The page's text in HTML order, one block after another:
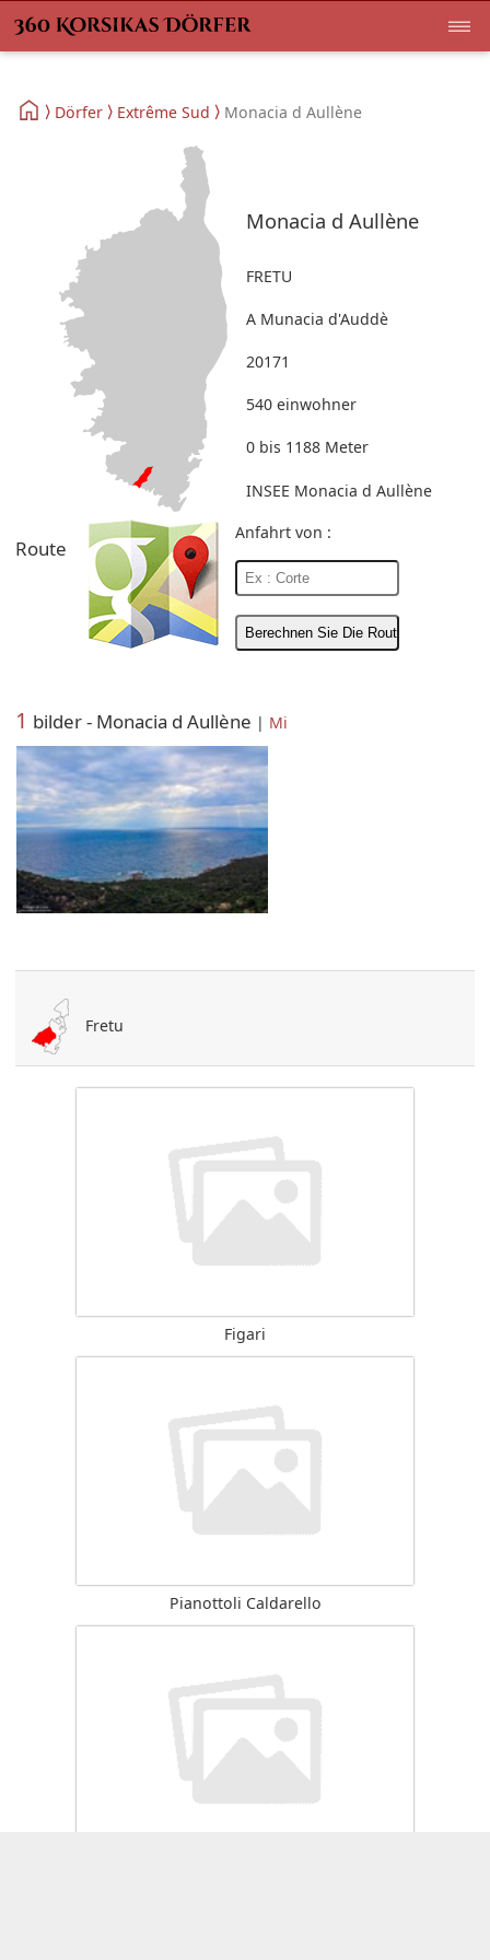
Dörfer Extrême Sud Monacia d Aullène
Monacia d Aullène
FRETU
A Munacia d'Auddè
20171
540 einwohner
0 bis 1188 Meter
INSEE Monacia d Aullène
Route
Anfahrt von :
1 bilder - Monacia d Aullène | Mi
Fretu
Figari
Pianottoli Caldarello